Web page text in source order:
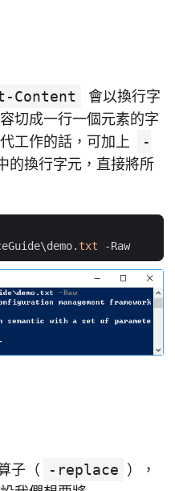
Content
會以換行字
切成一行一個元素的字
工作的話，可加上
-
的換行字元，直接將所
\demo. txt -Raw
子（ -replace ），